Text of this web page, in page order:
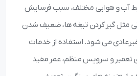
آب و هوایی مختلف، سبب فرسایش
مثل گیر کردن تیغه ها، ضعیف شدن
می شود. استفاده از خدمات
تعمیر و سرویس منظم، عمر مفید